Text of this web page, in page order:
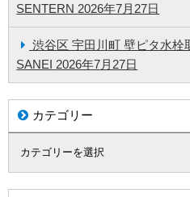
SENTERN 2026年7月27日
渋谷区 宇田川町 壁ピタ水栓
SANEI 2026年7月27日
カテゴリー